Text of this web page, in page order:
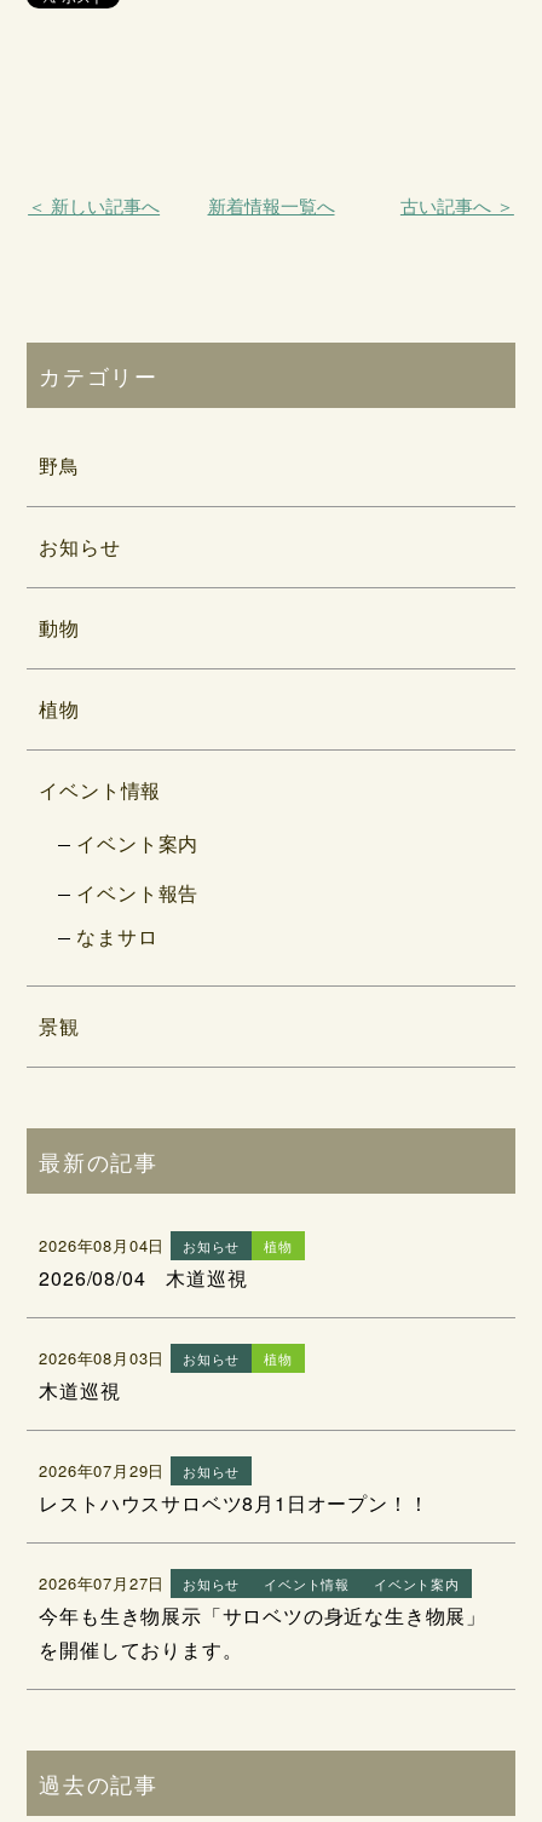
＜ 新しい記事へ 新着情報一覧へ 古い記事へ ＞
カテゴリー
野鳥
お知らせ
動物
植物
イベント情報
イベント案内
イベント報告
なまサロ
景観
最新の記事
2026年08月04日 お知らせ 植物
2026/08/04 木道巡視
2026年08月03日 お知らせ 植物
木道巡視
2026年07月29日 お知らせ
レストハウスサロベツ8月1日オープン！！
2026年07月27日 お知らせ イベント情報 イベント案内
今年も生き物展示「サロベツの身近な生き物展」
を開催しております。
過去の記事